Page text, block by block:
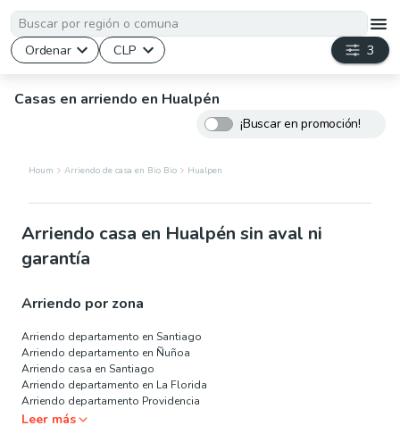
3
Ordenar CLP
Casas en arriendo en Hualpén
¡Buscar en promoción!
Houm Arriendo de casa en Bio Bio Hualpen
Arriendo casa en Hualpén sin aval ni
garantía
Arriendo por zona
Arriendo departamento en Santiago
Arriendo departamento en Ñuñoa
Arriendo casa en Santiago
Arriendo departamento en La Florida
Arriendo departamento Providencia
Leer más